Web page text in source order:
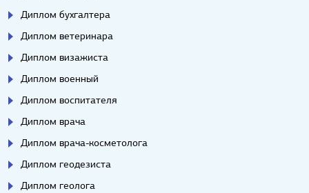
Диплом бухгалтера
Диплом ветеринара
Диплом визажиста
Диплом военный
Диплом воспитателя
Диплом врача
Диплом врача-косметолога
Диплом геодезиста
Диплом геолога